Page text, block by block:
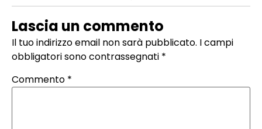
Lascia un commento
Il tuo indirizzo email non sarà pubblicato. I campi
obbligatori sono contrassegnati *
Commento *